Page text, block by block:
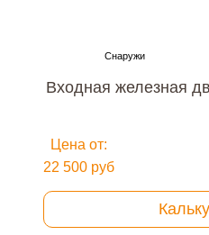
Входная железная
Цена от:
22 500 руб